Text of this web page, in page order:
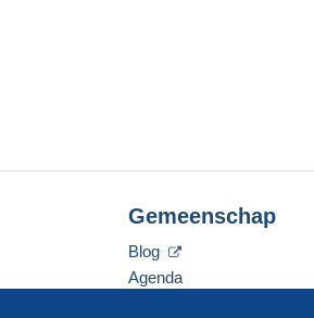
Gemeenschap
Blog
Agenda